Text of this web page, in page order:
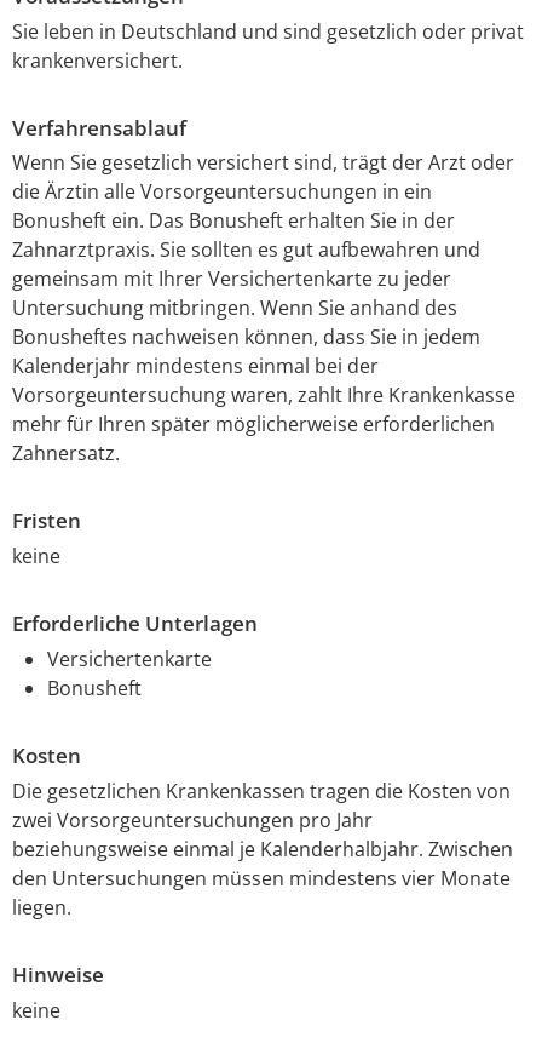
Sie leben in Deutschland und sind gesetzlich oder privat
krankenversichert.
Verfahrensablauf
Wenn Sie gesetzlich versichert sind, trägt der Arzt oder
die Ärztin alle Vorsorgeuntersuchungen in ein
Bonusheft ein. Das Bonusheft erhalten Sie in der
Zahnarztpraxis. Sie sollten es gut aufbewahren und
gemeinsam mit Ihrer Versichertenkarte zu jeder
Untersuchung mitbringen. Wenn Sie anhand des
Bonusheftes nachweisen können, dass Sie in jedem
Kalenderjahr mindestens einmal bei der
Vorsorgeuntersuchung waren, zahlt Ihre Krankenkasse
mehr für Ihren später möglicherweise erforderlichen
Zahnersatz.
Fristen
keine
Erforderliche Unterlagen
Versichertenkarte
Bonusheft
Kosten
Die gesetzlichen Krankenkassen tragen die Kosten von
zwei Vorsorgeuntersuchungen pro Jahr
beziehungsweise einmal je Kalenderhalbjahr. Zwischen
den Untersuchungen müssen mindestens vier Monate
liegen.
Hinweise
keine